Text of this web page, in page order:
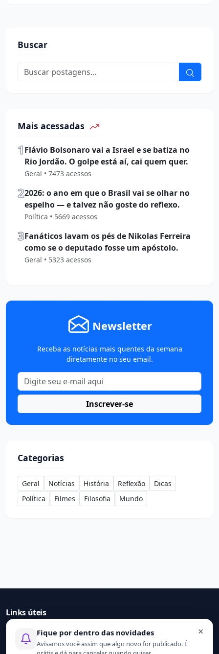
Buscar
Mais acessadas
1Flávio Bolsonaro vai a Israel e se batiza no
Rio Jordão. O golpe está aí, cai quem quer.
Geral • 7473 acessos
22026: o ano em que o Brasil vai se olhar no
espelho — e talvez não goste do reflexo.
Política • 5669 acessos
3Fanáticos lavam os pés de Nikolas Ferreira
como se o deputado fosse um apóstolo.
Geral • 5323 acessos
Newsletter
Receba as notícias mais quentes da semana
diretamente no seu email.
Inscrever-se
Categorias
Geral Notícias História Reflexão
Dicas
Política
Filmes Filosofia Mundo
Links úteis
Início
Contato
×
Fique por dentro das novidades
Avisamos você assim que algo novo for publicado. É